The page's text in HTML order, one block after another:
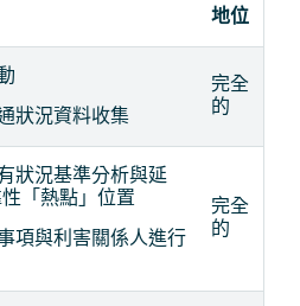
地位
狀況資料收集
完全
的
狀況基準分析與延
「熱點」位置
項與利害關係人進行
完全
的